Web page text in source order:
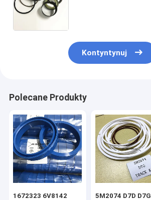
Kontyntynuj
Polecane Produkty
1672323 6V8142
5M2074 D7D D7G